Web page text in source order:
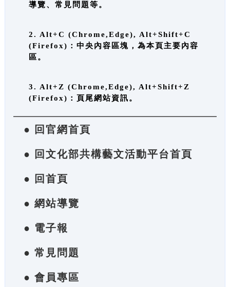
導覽、常見問題等。
2. Alt+C (Chrome,Edge), Alt+Shift+C
(Firefox)：中央內容區塊，為本頁主要內容
區。
3. Alt+Z (Chrome,Edge), Alt+Shift+Z
(Firefox)：頁尾網站資訊。
● 回官網首頁
● 回文化部共構藝文活動平台首頁
● 回首頁
● 網站導覽
● 電子報
● 常見問題
● 會員專區